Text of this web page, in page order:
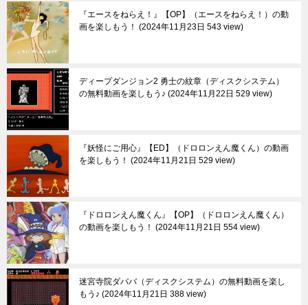
『エースをねらえ！』【OP】（エースをねらえ！）の動
画を楽しもう！
2024年11月23日 543 view
ディープダンジョン2 勇士の紋章（ディスクシステム）
の無料動画を楽しもう♪ 2024年11月22日 529 view
『妖怪にご用心』【ED】（ドロロンえん魔くん）の動画
を楽しもう！
2024年11月21日 529 view
『ドロロンえん魔くん』【OP】（ドロロンえん魔くん）
の動画を楽しもう！
2024年11月21日 554 view
迷宮寺院ダババ（ディスクシステム）の無料動画を楽し
もう♪ 2024年11月21日 388 view